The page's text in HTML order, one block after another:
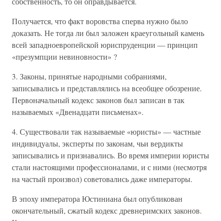
Получается, что факт воровства сперва нужно было
доказать. Не тогда ли был заложен краеугольный камень
всей западноевропейской юриспруденции — принцип
«презумпции невиновности» ?
3. Законы, принятые народными собраниями,
записывались и представлялись на всеобщее обозрение.
Первоначальный кодекс законов был записан в так
называемых «Двенадцати письменах».
4. Существовали так называемые «юристы» — частные
индивидуалы, эксперты по законам, чьи вердикты
записывались и признавались. Во время империи юристы
стали настоящими профессионалами, и с ними (несмотря
на частый произвол) советовались даже императоры.
В эпоху императора Юстиниана был опубликован
окончательный, сжатый кодекс древнеримских законов.